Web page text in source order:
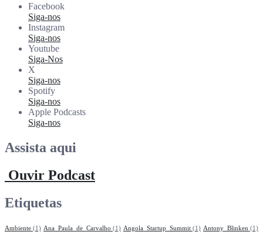
Facebook
Siga-nos
Instagram
Siga-nos
Youtube
Siga-Nos
X
Siga-nos
Spotify
Siga-nos
Apple Podcasts
Siga-nos
Assista aqui
Ouvir Podcast
Etiquetas
Ambiente (1) Ana_Paula_de_Carvalho (1) Angola_Startup_Summit (1) Antony_Blinken (1)